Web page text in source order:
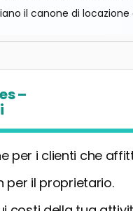
il canone di
–
per i clienti che
per il proprietario.